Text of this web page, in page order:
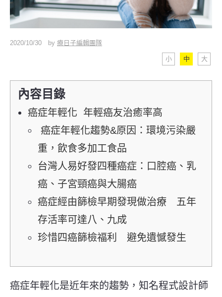
2020/10/30 by 療日子編輯團隊
小 中 大
內容目錄
癌症年輕化 年輕癌友治癒率高
癌症年輕化趨勢&原因：環境污染嚴
重，飲食多加工食品
台灣人易好發四種癌症：口腔癌、乳
癌、子宮頸癌與大腸癌
癌症經由篩檢早期發現做治療 五年
存活率可達八、九成
珍惜四癌篩檢福利 避免遺憾發生
癌症年輕化是近年來的趨勢，知名程式設計師